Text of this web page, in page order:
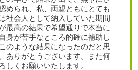
められ、私、両親ともにとても
社会人として納入していた期間
最高の結果で希望通りで本当に
身が苦手なところ的確に補助し
のような結果になったのだと思
ありがとうございます。また何
しくお願いいたします。